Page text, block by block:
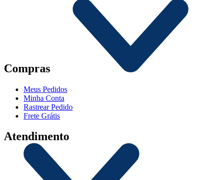
Compras
Meus Pedidos
Minha Conta
Rastrear Pedido
Frete Grátis
Atendimento